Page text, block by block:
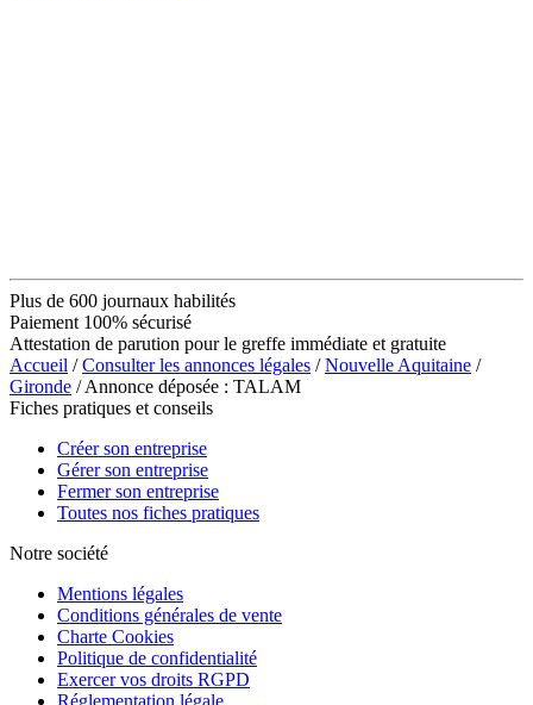
Plus de 600 journaux habilités
Paiement 100% sécurisé
Attestation de parution pour le greffe immédiate et gratuite
Accueil /Consulter les annonces légales /Nouvelle Aquitaine /
Gironde / Annonce déposée : TALAM
Fiches pratiques et conseils
Créer son entreprise
Gérer son entreprise
Fermer son entreprise
Toutes nos fiches pratiques
Notre société
Mentions légales
Conditions générales de vente
Charte Cookies
Politique de confidentialité
Exercer vos droits RGPD
Réglementation légale